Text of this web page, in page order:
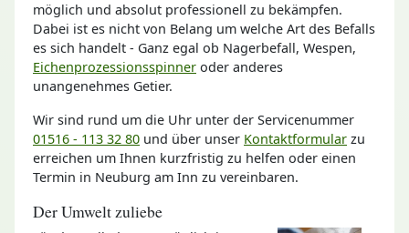
möglich und absolut professionell zu bekämpfen.
Dabei ist es nicht von Belang um welche Art des Befalls
es sich handelt - Ganz egal ob Nagerbefall, Wespen,
Eichenprozessionsspinner oder anderes
unangenehmes Getier.
Wir sind rund um die Uhr unter der Servicenummer
01516 - 113 32 80 und über unser Kontaktformular zu
erreichen um Ihnen kurzfristig zu helfen oder einen
Termin in Neuburg am Inn zu vereinbaren.
Der Umwelt zuliebe